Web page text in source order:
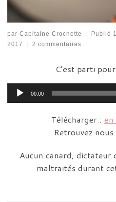
par Capitaine Crochette | Publié
2017
| 2 commentaires
C’est parti
Lecteur
audio
00:00
Télécharger : en
Retrouvez
Aucun canard, dictateur
maltraités durant